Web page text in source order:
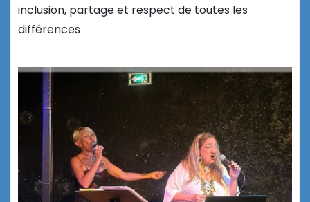
inclusion, partage et respect de toutes les
différences